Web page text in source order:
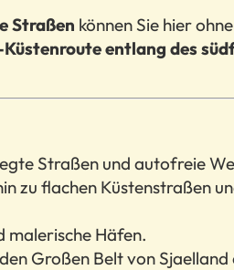
Straßen können Sie hier
entlang des
Straßen und autofreie
zu flachen Küstenstraßen
malerische Häfen.
Großen Belt von